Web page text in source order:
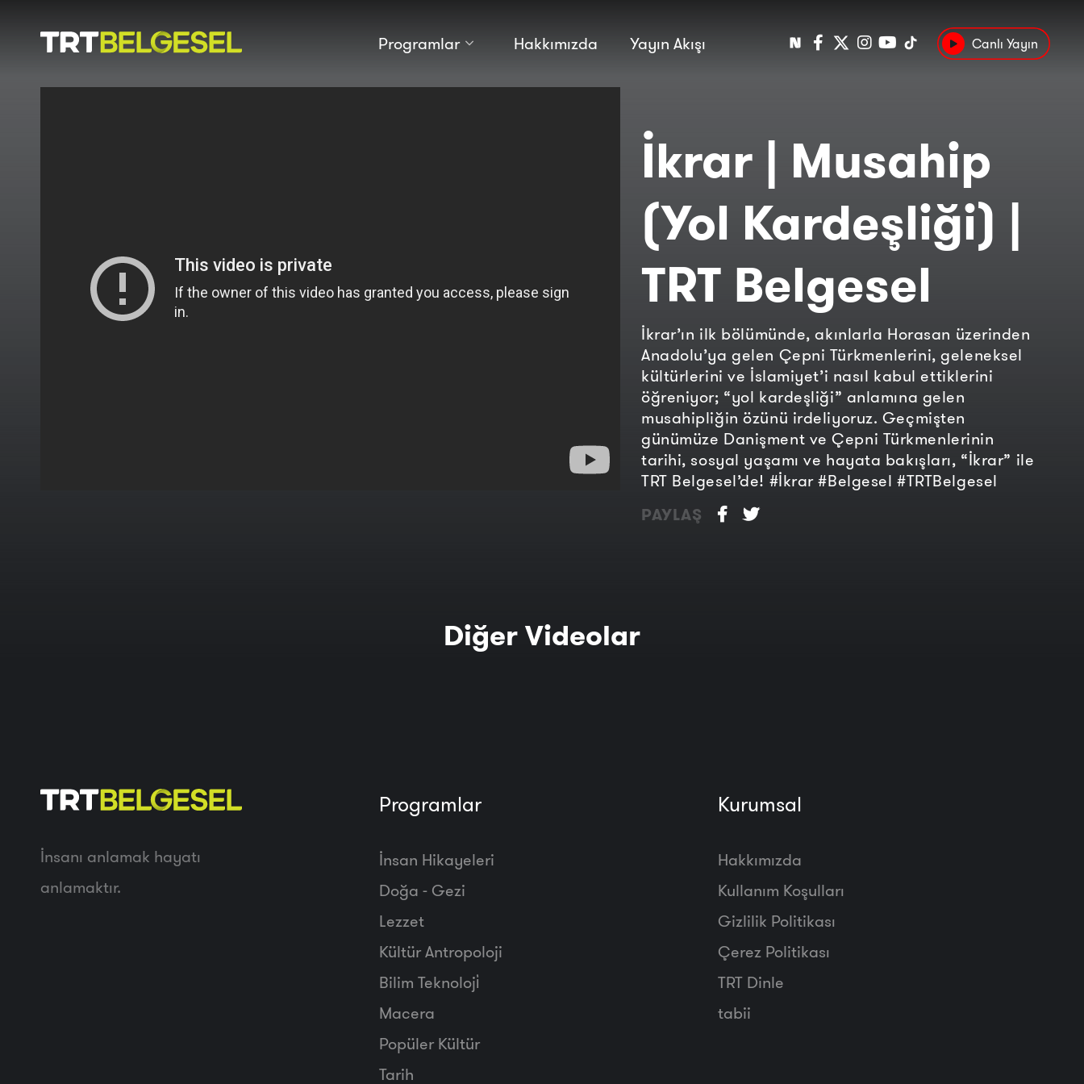
Programlar
Doğa
Hakkımızda Yayın Akışı Canlı Yayın
İkrar | Musahip
(Yol Kardeşliği) |
TRT Belgesel
İkrar’ın ilk bölümünde, akınlarla Horasan üzerinden
Anadolu’ya gelen Çepni Türkmenlerini, geleneksel
kültürlerini ve İslamiyet’i nasıl kabul ettiklerini
öğreniyor; “yol kardeşliği” anlamına gelen
musahipliğin özünü irdeliyoruz. Geçmişten
günümüze Danişment ve Çepni Türkmenlerinin
tarihi, sosyal yaşamı ve hayata bakışları, “İkrar” ile
TRT Belgesel’de! #İkrar #Belgesel #TRTBelgesel
PAYLAŞ
Diğer Videolar
İnsanı anlamak hayatı
anlamaktır.
Programlar
İnsan Hikayeleri
Doğa - Gezi
Lezzet
Kültür Antropoloji
Bilim Teknoloji̇
Macera
Popüler Kültür
Tarih
Kurumsal
Hakkımızda
Kullanım Koşulları
Gizlilik Politikası
Çerez Politikası
TRT Dinle
tabii